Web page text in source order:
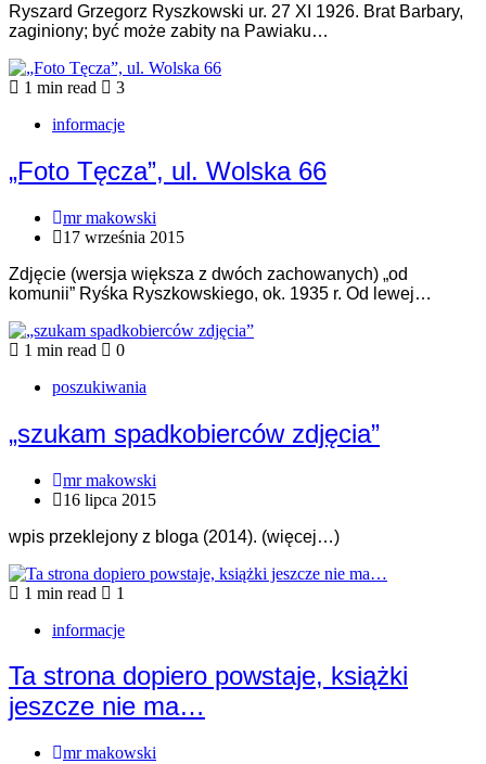
Ryszard Grzegorz Ryszkowski ur. 27 XI 1926. Brat Barbary,
zaginiony; być może zabity na Pawiaku…
1 min read
3
informacje
„Foto Tęcza”, ul. Wolska 66
mr makowski
17 września 2015
Zdjęcie (wersja większa z dwóch zachowanych) „od
komunii” Ryśka Ryszkowskiego, ok. 1935 r. Od lewej…
1 min read
0
poszukiwania
„szukam spadkobierców zdjęcia”
mr makowski
16 lipca 2015
wpis przeklejony z bloga (2014). (więcej…)
1 min read
1
informacje
Ta strona dopiero powstaje, książki
jeszcze nie ma…
mr makowski